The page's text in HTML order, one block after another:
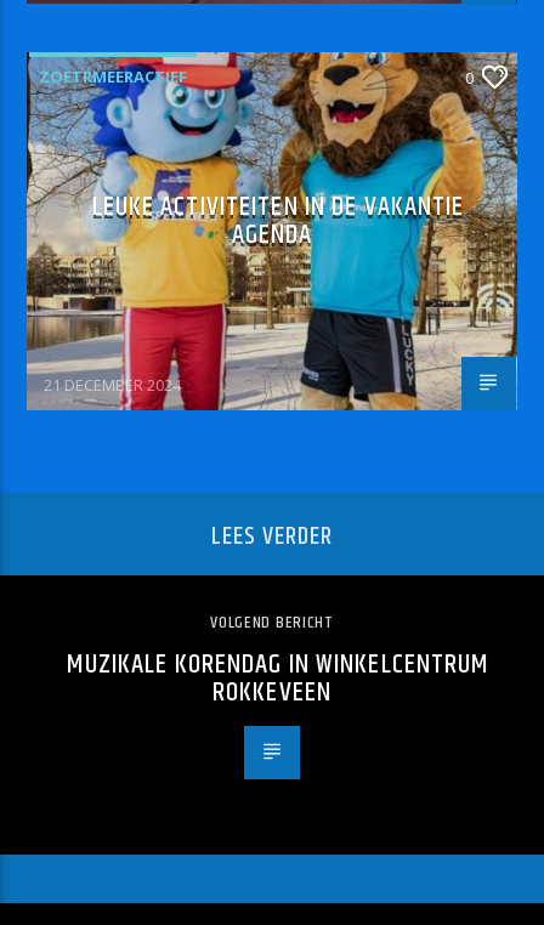
ZOETRMEERACTIEF 0
LEUKE ACTIVITEITEN IN DE VAKANTIE
AGENDA
21 DECEMBER 2024
LEES VERDER
VOLGEND BERICHT
MUZIKALE KORENDAG IN WINKELCENTRUM
ROKKEVEEN